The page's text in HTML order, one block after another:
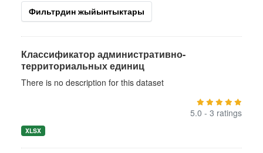
Фильтрдин жыйынтыктары
Классификатор административно-
территориальных единиц
There is no description for this dataset
5.0 - 3 ratings
XLSX